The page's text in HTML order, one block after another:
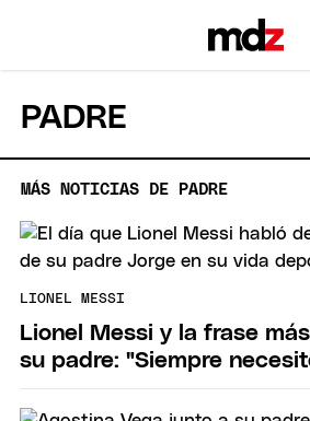
PADRE
MÁS NOTICIAS DE PADRE
LIONEL MESSI
Lionel Messi y la frase
su padre: "Siempre